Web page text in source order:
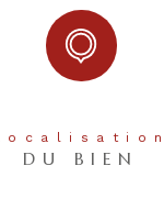
Localisation
DU BIEN